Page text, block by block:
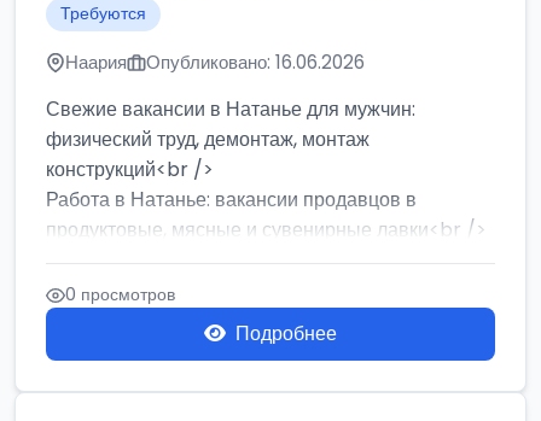
Требуются
Наария Опубликовано: 16.06.2026
Свежие вакансии в Натанье для мужчин:
физический труд, демонтаж, монтаж
конструкций<br />
Работа в Натанье: вакансии продавцов в
продуктовые, мясные и сувенирные лавки<br />
Разнорабочий на сборку м...
0 просмотров
Подробнее